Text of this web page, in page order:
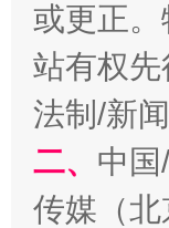
或更正
站有权
法制/新
二、 中
传媒（